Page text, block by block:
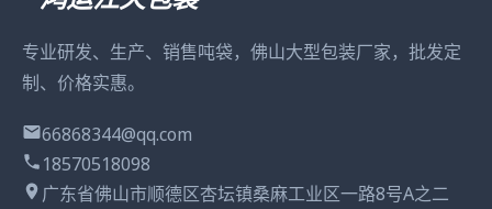
专业研发、生产、销售吨袋，佛山大型包装厂家，批发定
制、价格实惠。
66868344@qq.com
18570518098
广东省佛山市顺德区杏坛镇桑麻工业区一路8号A之二